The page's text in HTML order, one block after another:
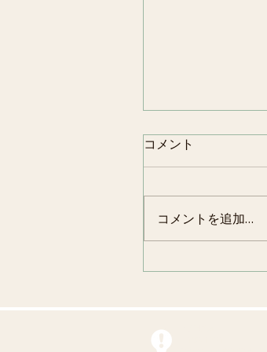
コメント
コメントを追加…